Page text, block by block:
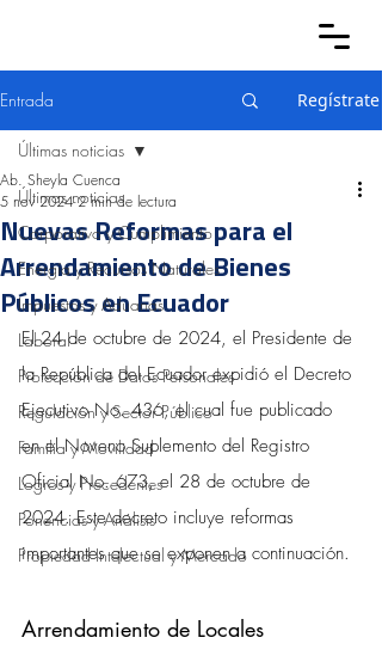
Entrada Regístrate
Últimas noticias
Corporativo y Cumplimiento
Energía y Recursos Naturales
Impuestos y Aduanas
Laboral
Protección de Datos Personales
Regulación y Sector Público
Familia y Movilidad
Logros y Precedentes
Ponencias y Análisis
Propiedad Intelectual y Mercado
Últimas noticias
Nuevas Reformas para el
Arrendamiento de Bienes
Públicos en Ecuador
Ab. Sheyla Cuenca
5 nov 2024 2 min de lectura
El 24 de octubre de 2024, el Presidente de
la República del Ecuador expidió el Decreto
Ejecutivo No. 436, el cual fue publicado
en el Noveno Suplemento del Registro
Oficial No. 673, el 28 de octubre de
2024. Este decreto incluye reformas
importantes que se exponen a continuación.
Arrendamiento de Locales